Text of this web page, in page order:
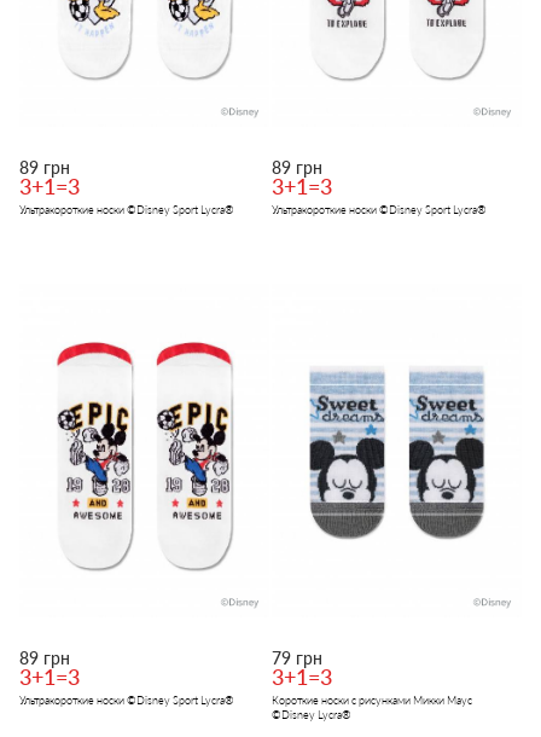
89 грн
3+1=3
Ультракороткие носки ©Disney Sport Lycra®
89 грн
3+1=3
Ультракороткие носки ©Disney Sport Lycra®
89 грн
3+1=3
Ультракороткие носки ©Disney Sport Lycra®
79 грн
3+1=3
Короткие носки с рисунками Микки Маус
©Disney Lycra®